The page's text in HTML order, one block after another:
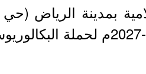
بمدينة الرياض